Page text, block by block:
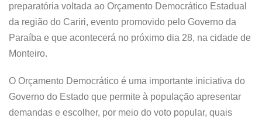
preparatória voltada ao Orçamento Democrático Estadual
da região do Cariri, evento promovido pelo Governo da
Paraíba e que acontecerá no próximo dia 28, na cidade de
Monteiro.
O Orçamento Democrático é uma importante iniciativa do
Governo do Estado que permite à população apresentar
demandas e escolher, por meio do voto popular, quais